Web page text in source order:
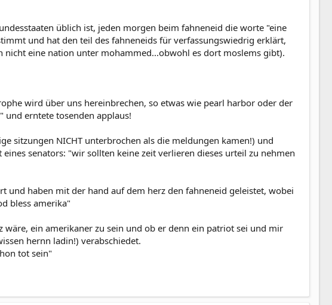
üblich ist, jeden morgen beim fahneneid die worte "eine
und hat den teil des fahneneids für verfassungswiedrig erklärt,
eine nation unter mohammed...obwohl es dort moslems gibt).
wird über uns hereinbrechen, so etwas wie pearl harbor oder der
und erntete tosenden applaus!
sitzungen NICHT unterbrochen als die meldungen kamen!) und
senators: "wir sollten keine zeit verlieren dieses urteil zu nehmen
und haben mit der hand auf dem herz den fahneneid geleistet, wobei
bless amerika"
ein amerikaner zu sein und ob er denn ein patriot sei und mir
hernn ladin!) verabschiedet.
tot sein"